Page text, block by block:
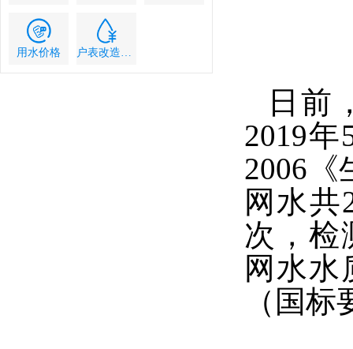
用水价格 户表改造流程
日前
2019
2006《
网水
次，检
网水水
（国